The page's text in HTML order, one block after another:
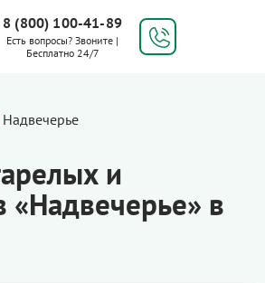
8 (800) 100-41-89
Есть вопросы? Звоните |
Бесплатно 24/7
Надвечерье
и
«Надвечерье» в